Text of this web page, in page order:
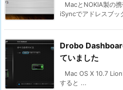
MacとNOKIA製の
iSyncでアドレスブッ
Drobo
ていました
Mac OS X 10.7
すると ...